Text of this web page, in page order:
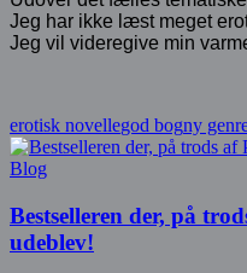
Jeg har ikke læst meget
Jeg vil videregive min
erotisk novellegod bogny
Blog
Bestselleren der, på
udeblev!